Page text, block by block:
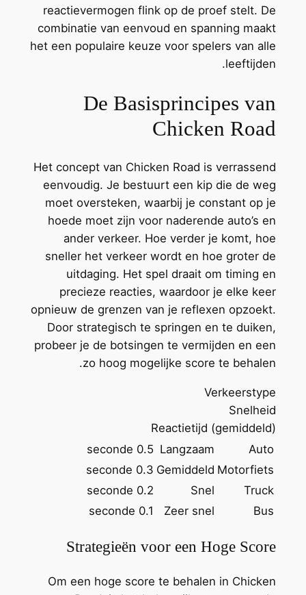
reactievermogen flink op de proef stelt. De
combinatie van eenvoud en spanning maakt
het een populaire keuze voor spelers van alle
leeftijden.
De Basisprincipes van
Chicken Road
Het concept van Chicken Road is verrassend
eenvoudig. Je bestuurt een kip die de weg
moet oversteken, waarbij je constant op je
hoede moet zijn voor naderende auto’s en
ander verkeer. Hoe verder je komt, hoe
sneller het verkeer wordt en hoe groter de
uitdaging. Het spel draait om timing en
precieze reacties, waardoor je elke keer
opnieuw de grenzen van je reflexen opzoekt.
Door strategisch te springen en te duiken,
probeer je de botsingen te vermijden en een
zo hoog mogelijke score te behalen.
Verkeerstype
Snelheid
Reactietijd (gemiddeld)
Auto
Langzaam
0.5 seconde
Motorfiets
Gemiddeld
0.3 seconde
Truck
Snel
0.2 seconde
Bus
Zeer snel
0.1 seconde
Strategieën voor een Hoge Score
Om een hoge score te behalen in Chicken